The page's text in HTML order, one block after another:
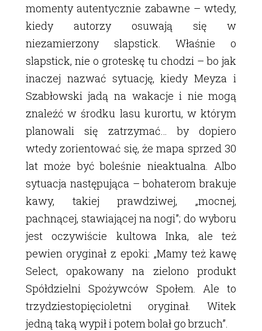
momenty autentycznie zabawne – wtedy,
kiedy autorzy osuwają się w
niezamierzony slapstick. Właśnie o
slapstick, nie o groteskę tu chodzi – bo jak
inaczej nazwać sytuację, kiedy Meyza i
Szabłowski jadą na wakacje i nie mogą
znaleźć w środku lasu kurortu, w którym
planowali się zatrzymać… by dopiero
wtedy zorientować się, że mapa sprzed 30
lat może być boleśnie nieaktualna. Albo
sytuacja następująca – bohaterom brakuje
kawy, takiej prawdziwej, „mocnej,
pachnącej, stawiającej na nogi”; do wyboru
jest oczywiście kultowa Inka, ale też
pewien oryginał z epoki: „Mamy też kawę
Select, opakowany na zielono produkt
Spółdzielni Spożywców Społem. Ale to
trzydziestopięcioletni oryginał. Witek
jedną taką wypił i potem bolał go brzuch”.